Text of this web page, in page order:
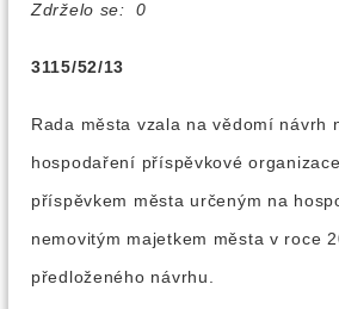
Zdrželo se: 0
3115/52/13
Rada města vzala na vědomí návrh
hospodaření příspěvkové
příspěvkem města určeným na
nemovitým majetkem města v roce
předloženého návrhu.